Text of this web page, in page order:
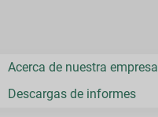
Acerca de nuestra empresa
Descargas de informes